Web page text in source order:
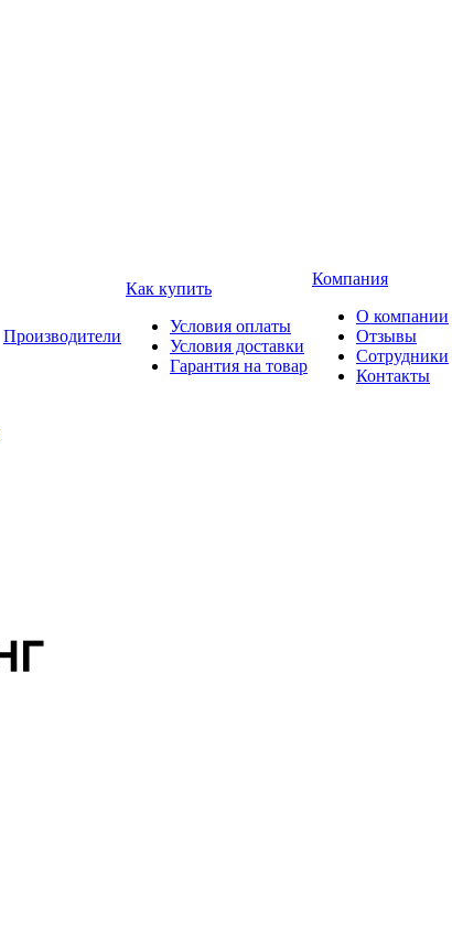
Производители
Как купить
Условия оплаты
Условия доставки
Гарантия на товар
Компания
О компании
Отзывы
Сотрудники
Контакты